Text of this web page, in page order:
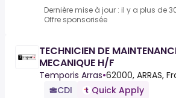
Dernière mise à jour : il y a plus de
Offre sponsorisée
TECHNICIEN DE
MECANIQUE H/F
Temporis Arras•62000, ARRAS,
CDI
Quick Apply